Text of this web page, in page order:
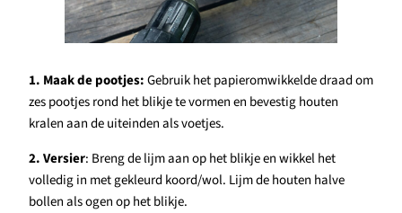
1. Maak de pootjes:Gebruik het papieromwikkelde draad om
zes pootjes rond het blikje te vormen en bevestig houten
kralen aan de uiteinden als voetjes.
2. Versier: Breng de lijm aan op het blikje en wikkel het
volledig in met gekleurd koord/wol. Lijm de houten halve
bollen als ogen op het blikje.